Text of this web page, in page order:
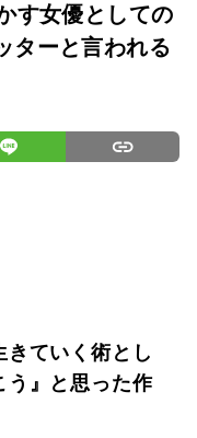
す女優としての
ターと言われる
きていく術とし
う』と思った作